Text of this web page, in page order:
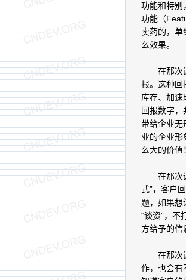
功能和特别
功能（
卖药的，单
么效果。
在那次课
报。这种回
库存、加速
回报数字
带给企业无
业的企业形
么大的价值！
在那次课
式”，客户
题，如果想
“谈资”，不
方给予的信
在那次课
作，也会有